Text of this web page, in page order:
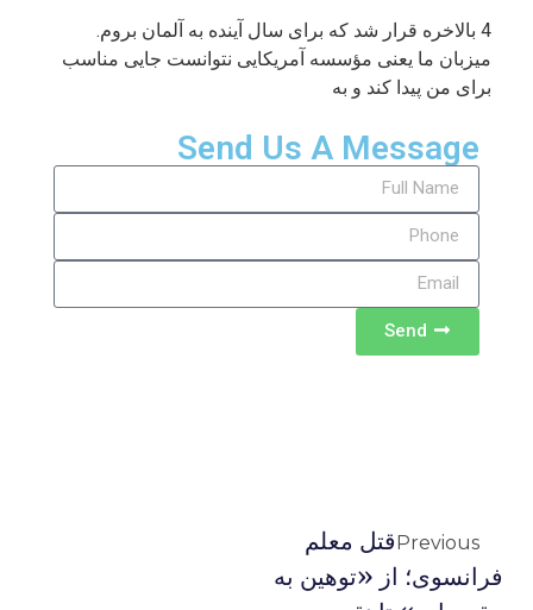
4 بالاخره قرار شد که برای سال آینده به آلمان بروم.
میزبان ما یعنی مؤسسه آمریکایی نتوانست جایی مناسب
برای من پیدا کند و به
Send Us A Message
Send
Previousقتل معلم
فرانسوی؛ از «توهین به